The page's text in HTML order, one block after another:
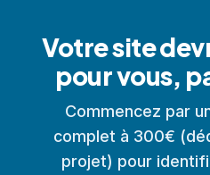
Votre site
pour vous,
Commencez par
complet à 300€
projet) pour